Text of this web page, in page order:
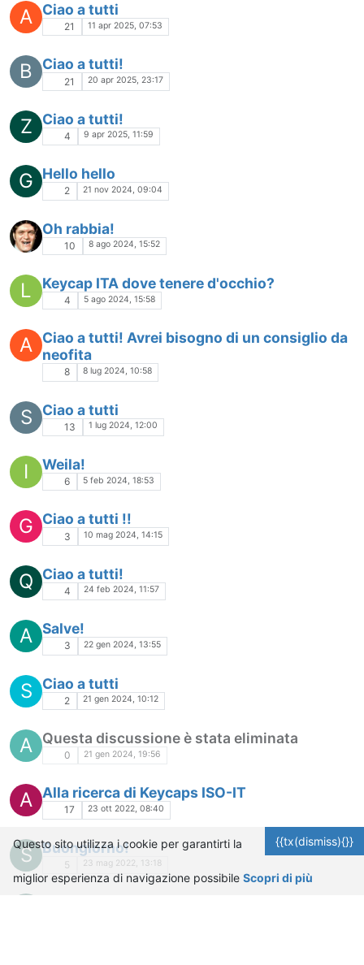
A Ciao a tutti
21 11 apr 2025, 07:53
B Ciao a tutti!
21 20 apr 2025, 23:17
Z Ciao a tutti!
4 9 apr 2025, 11:59
G Hello hello
2 21 nov 2024, 09:04
Oh rabbia!
10 8 ago 2024, 15:52
L Keycap ITA dove tenere d'occhio?
4 5 ago 2024, 15:58
A
Ciao a tutti! Avrei bisogno di un consiglio da
neofita
8 8 lug 2024, 10:58
S Ciao a tutti
13 1 lug 2024, 12:00
I Weila!
6 5 feb 2024, 18:53
G Ciao a tutti !!
3 10 mag 2024, 14:15
Q Ciao a tutti!
4 24 feb 2024, 11:57
A Salve!
3 22 gen 2024, 13:55
S Ciao a tutti
2 21 gen 2024, 10:12
A Questa discussione è stata eliminata
0 21 gen 2024, 19:56
A Alla ricerca di Keycaps ISO-IT
17 23 ott 2022, 08:40
S Buongiorno!
5 23 mag 2022, 13:18
{{tx(dismiss){}}
Questo sito utilizza i cookie per garantirti la
miglior esperienza di navigazione possibile Scopri di più